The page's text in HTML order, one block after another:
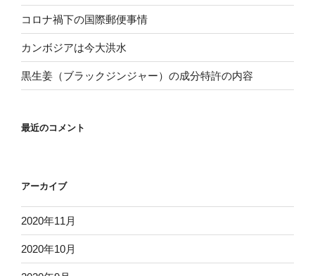
コロナ禍下の国際郵便事情
カンボジアは今大洪水
黒生姜（ブラックジンジャー）の成分特許の内容
最近のコメント
アーカイブ
2020年11月
2020年10月